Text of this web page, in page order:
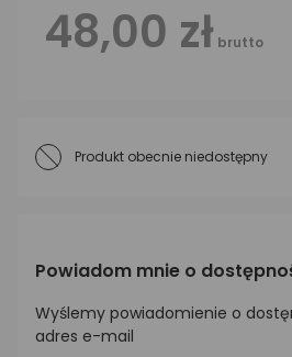
48,00 zł brutto
Produkt obecnie niedostępny
Powiadom mnie o
Wyślemy powiadomienie o
adres e-mail